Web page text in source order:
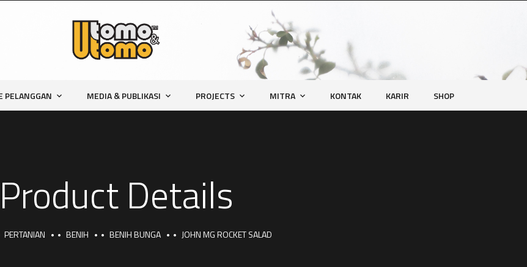
PELANGGAN MEDIA & PUBLIKASI PROJECTS MITRA KONTAK KARIR SHOP
Product Details
PERTANIAN BENIH BENIH BUNGA JOHN MG ROCKET SALAD